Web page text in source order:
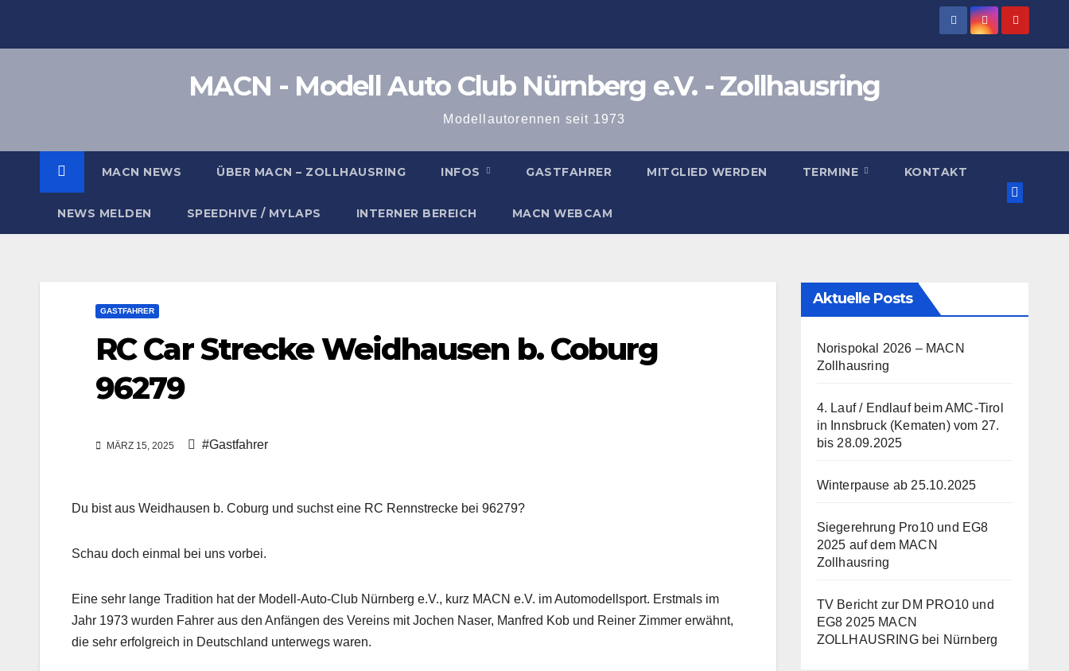
MACN - Modell Auto Club Nürnberg e.V. - Zollhausring
Modellautorennen seit 1973
MACN NEWS ÜBER MACN – ZOLLHAUSRING INFOS GASTFAHRER MITGLIED WERDEN TERMINE KONTAKT
NEWS MELDEN SPEEDHIVE / MYLAPS INTERNER BEREICH MACN WEBCAM
GASTFAHRER
RC Car Strecke Weidhausen b. Coburg
96279
MÄRZ 15, 2025 #Gastfahrer
Du bist aus Weidhausen b. Coburg und suchst eine RC Rennstrecke bei 96279?
Schau doch einmal bei uns vorbei.
Eine sehr lange Tradition hat der Modell-Auto-Club Nürnberg e.V., kurz MACN e.V. im Automodellsport. Erstmals im
Jahr 1973 wurden Fahrer aus den Anfängen des Vereins mit Jochen Naser, Manfred Kob und Reiner Zimmer erwähnt,
die sehr erfolgreich in Deutschland unterwegs waren.
Aktuelle Posts
Norispokal 2026 – MACN
Zollhausring
4. Lauf / Endlauf beim AMC-Tirol
in Innsbruck (Kematen) vom 27.
bis 28.09.2025
Winterpause ab 25.10.2025
Siegerehrung Pro10 und EG8
2025 auf dem MACN
Zollhausring
TV Bericht zur DM PRO10 und
EG8 2025 MACN
ZOLLHAUSRING bei Nürnberg